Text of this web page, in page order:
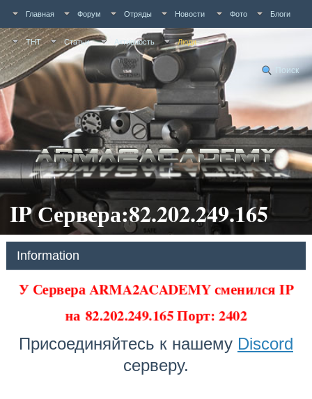
Главная Форум Отряды Новости Фото Блоги
ТНТ Статьи Активность Люди
Поиск
IP Сервера:82.202.249.165
Information
У Сервера ARMA2ACADEMY сменился IP
на 82.202.249.165 Порт: 2402
Присоединяйтесь к нашему Discord
серверу.